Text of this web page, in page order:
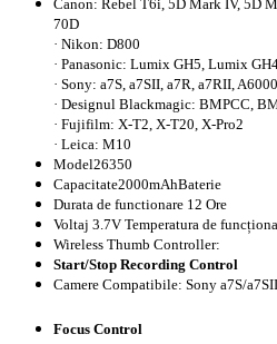
Canon: Rebel T6i, 5D Mark IV, 5D
70D
· Nikon: D800
· Panasonic: Lumix GH5, Lumix
· Sony: a7S, a7SII, a7R, a7RII,
· Designul Blackmagic: BMPCC,
· Fujifilm: X-T2, X-T20, X-Pro2
· Leica: M10
Model26350
Capacitate2000mAhBaterie
Durata de functionare 12 Ore
Voltaj 3.7V Temperatura de
Wireless Thumb Controller:
Start/Stop Recording Control
Camere Compatibile: Sony a7S/
Focus Control